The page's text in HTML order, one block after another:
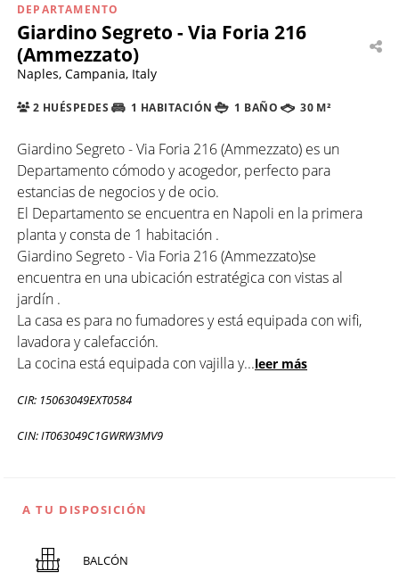
DEPARTAMENTO
Giardino Segreto - Via Foria 216
(Ammezzato)
Naples, Campania, Italy
2 HUÉSPEDES 1 HABITACIÓN 1 BAÑO 30 M²
Giardino Segreto - Via Foria 216 (Ammezzato) es un
Departamento cómodo y acogedor, perfecto para
estancias de negocios y de ocio.
El Departamento se encuentra en Napoli en la primera
planta y consta de 1 habitación .
Giardino Segreto - Via Foria 216 (Ammezzato)se
encuentra en una ubicación estratégica con vistas al
jardín .
La casa es para no fumadores y está equipada con wifi,
lavadora y calefacción.
La cocina está equipada con vajilla y...leer más
CIR: 15063049EXT0584
CIN: IT063049C1GWRW3MV9
A TU DISPOSICIÓN
BALCÓN